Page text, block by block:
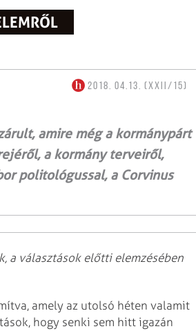
2018. 04.13. (XXII/15)
amire még a kormánypárt
a kormány terveiről,
politológussal, a Corvinus
a választások előtti elemzésében
amely az utolsó héten valamit
hogy senki sem hitt igazán